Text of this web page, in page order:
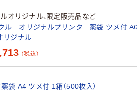
オリジナル、限定販売品など
ル オリジナルプリンター薬袋 ツメ付 A6
） オリジナル
（税込）
袋 A4 ツメ付 1箱（500枚入）